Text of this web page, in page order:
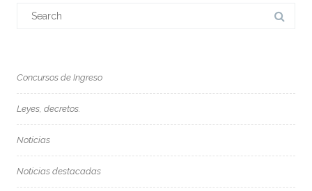
Concursos de Ingreso
Leyes, decretos.
Noticias
Noticias destacadas